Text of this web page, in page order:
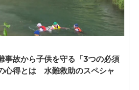
事故から子供を守る「3つの必須
心得とは 水難救助のスペシャ